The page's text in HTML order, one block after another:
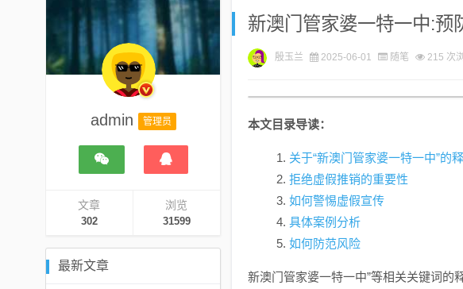
admin 管理员
文章
302
浏览
31599
最新文章
新澳门管家婆一特一中:预
殷玉兰 2025-06-01 随笔 215 次
本文目录导读：
关于“新澳门管家婆一特一中”的
拒绝虚假推销的重要性
如何警惕虚假宣传
具体案例分析
如何防范风险
新澳门管家婆一特一中”等相关关键词的